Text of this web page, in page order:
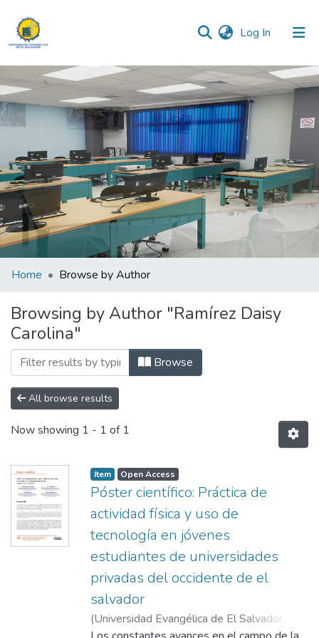
Log In (current)
Communities & Collections
All of DSpace
Home Browse by Author
Browsing by Author "Ramírez Daisy
Carolina"
Browse
All browse results
Now showing 1 - 1 of 1
Item Open Access
Póster científico: Práctica de
actividad física y uso de
tecnología en jóvenes
estudiantes de universidades
privadas del occidente de el
salvador
(Universidad Evangélica de El Salvador,